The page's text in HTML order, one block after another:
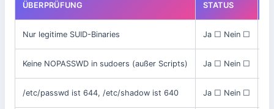
ÜBERPRÜFUNG STATUS
Nur legitime SUID-Binaries Ja ☐ Nein ☐
Keine NOPASSWD in sudoers (außer Scripts) Ja ☐ Nein ☐
/etc/passwd ist 644, /etc/shadow ist 640 Ja ☐ Nein ☐